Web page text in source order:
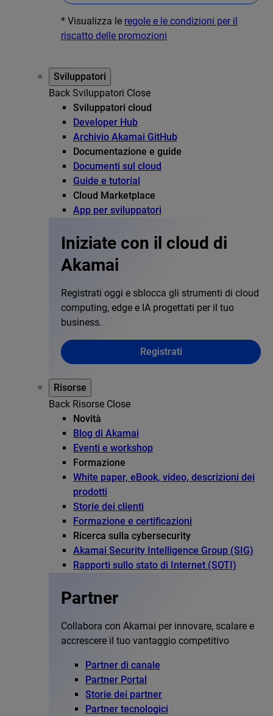
* Visualizza le regole e le condizioni per il
riscatto delle promozioni
Sviluppatori
Back Sviluppatori Close
Sviluppatori cloud
Developer Hub
Archivio Akamai GitHub
Documentazione e guide
Documenti sul cloud
Guide e tutorial
Cloud Marketplace
App per sviluppatori
Iniziate con il cloud di
Akamai
Registrati oggi e sblocca gli strumenti di cloud
computing, edge e IA progettati per il tuo
business.
Registrati
Risorse
Back Risorse Close
Novità
Blog di Akamai
Eventi e workshop
Formazione
White paper, eBook, video, descrizioni dei
prodotti
Storie dei clienti
Formazione e certificazioni
Ricerca sulla cybersecurity
Akamai Security Intelligence Group (SIG)
Rapporti sullo stato di Internet (SOTI)
Partner
Collabora con Akamai per innovare, scalare e
accrescere il tuo vantaggio competitivo
Partner di canale
Partner Portal
Storie dei partner
Partner tecnologici